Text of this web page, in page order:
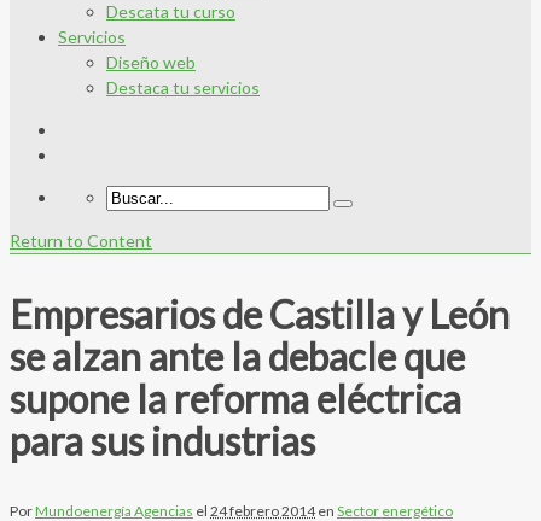
Descata tu curso
Servicios
Diseño web
Destaca tu servicios
Return to Content
Empresarios de Castilla y León
se alzan ante la debacle que
supone la reforma eléctrica
para sus industrias
PorMundoenergía Agencias el 24 febrero 2014 en Sector energético